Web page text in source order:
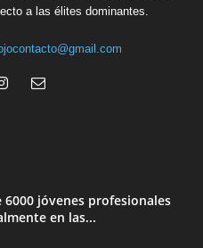
a las élites dominantes.
6000 jóvenes profesionales
en las...